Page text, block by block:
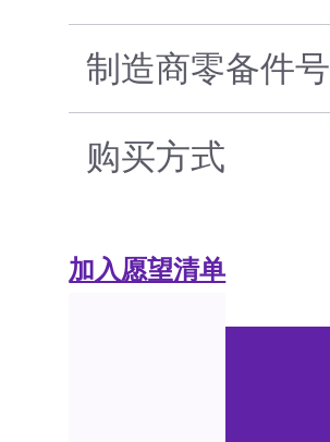
制造商零备件号
购买方式
加入愿望清单